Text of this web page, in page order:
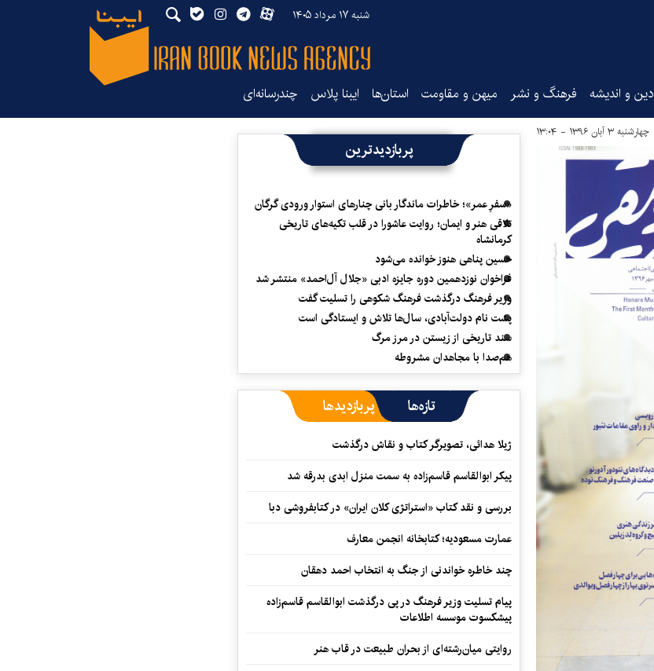
شنبه ۱۷ مرداد ۱۴۰۵
دین و اندیشه فرهنگ و نشر میهن و مقاومت استان‌ها ایبنا پلاس چندرسانه‌ای
چهارشنبه ۳ آبان ۱۳۹۶ - ۱۳:۰۴
پربازدیدترین
«سفرِ عمر»؛ خاطرات ماندگار بانی چنارهای استوار ورودی گرگان
تلاقی هنر و ایمان؛ روایت عاشورا در قلب تکیه‌های تاریخی
کرمانشاه
حسین پناهی هنوز خوانده می‌شود
فراخوان نوزدهمین دوره جایزه ادبی «جلال آل‌احمد» منتشر شد
وزیر فرهنگ درگذشت فرهنگ شکوهی را تسلیت گفت
پشت نام دولت‌آبادی، سال‌ها تلاش و ایستادگی است
سند تاریخی از زیستن در مرز مرگ
هم‌صدا با مجاهدان مشروطه
تازه‌ها پربازدیدها
ژیلا هدائی، تصویرگر کتاب و نقاش درگذشت
پیکر ابوالقاسم قاسم‌زاده به سمت منزل ابدی بدرقه شد
بررسی و نقد کتاب «استراتژی کلان ایران» در کتابفروشی دبا
عمارت مسعودیه؛ کتابخانه انجمن معارف
چند خاطره خواندنی از جنگ به انتخاب احمد دهقان
پیام تسلیت وزیر فرهنگ در پی درگذشت ابوالقاسم قاسم‌زاده
پیشکسوت موسسه اطلاعات
روایتی میان‌رشته‌ای از بحران طبیعت در قاب هنر